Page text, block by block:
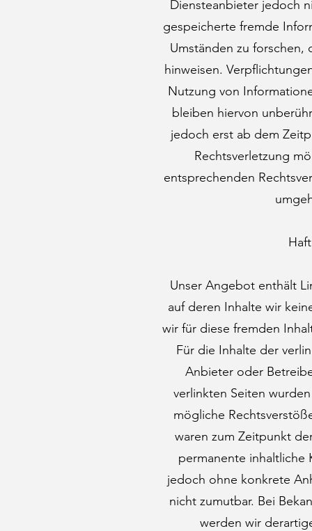
Diensteanbieter jedoch
gespeicherte fremde
Umständen zu forschen,
hinweisen.
Nutzung von
bleiben hiervon
jedoch erst ab dem
Rechtsverletzung
entsprechenden
Unser Angebot enthält
auf deren Inhalte wir
wir für diese fremden
Für die Inhalte der
Anbieter oder
verlinkten Seiten
mögliche
waren zum Zeitpunkt
permanente inhaltliche
jedoch ohne konkrete
nicht zumutbar. Bei
werden wir